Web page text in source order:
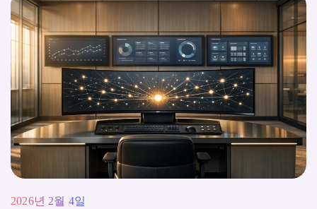
2026년 2월 4일